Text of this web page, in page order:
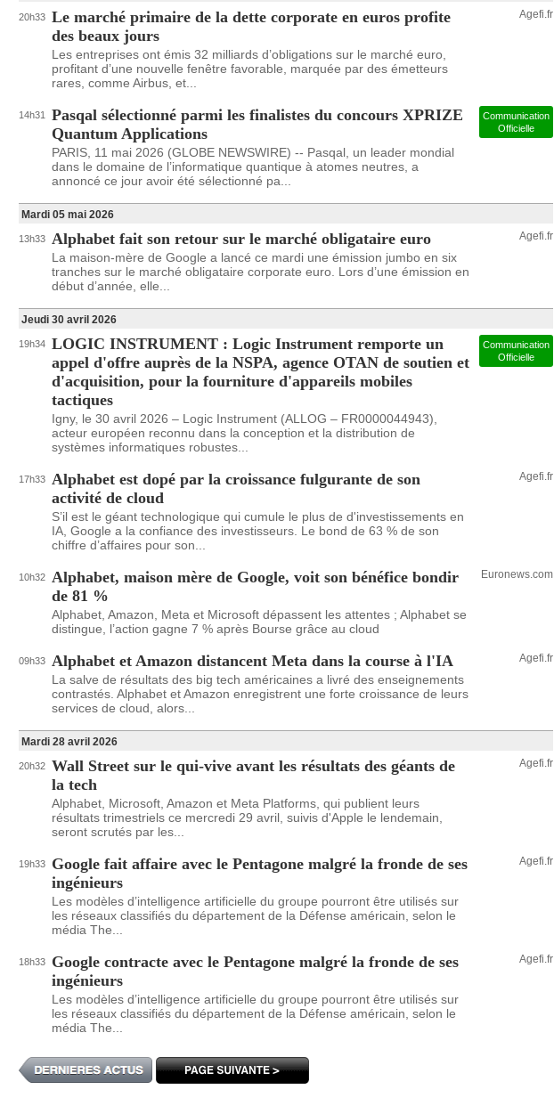
20h33 Le marché primaire de la dette corporate en euros profite
des beaux jours
Les entreprises ont émis 32 milliards d’obligations sur le marché euro,
profitant d’une nouvelle fenêtre favorable, marquée par des émetteurs
rares, comme Airbus, et...
Agefi.fr
14h31
Pasqal sélectionné parmi les finalistes du concours XPRIZE
Quantum Applications
PARIS, 11 mai 2026 (GLOBE NEWSWIRE) -- Pasqal, un leader mondial
dans le domaine de l’informatique quantique à atomes neutres, a
annoncé ce jour avoir été sélectionné pa...
Communication
Officielle
Mardi 05 mai 2026
13h33 Alphabet fait son retour sur le marché obligataire euro
La maison-mère de Google a lancé ce mardi une émission jumbo en six
tranches sur le marché obligataire corporate euro. Lors d’une émission en
début d’année, elle...
Agefi.fr
Jeudi 30 avril 2026
19h34 LOGIC INSTRUMENT : Logic Instrument remporte un
appel d'offre auprès de la NSPA, agence OTAN de soutien et
d'acquisition, pour la fourniture d'appareils mobiles
tactiques
Igny, le 30 avril 2026 – Logic Instrument (ALLOG – FR0000044943),
acteur européen reconnu dans la conception et la distribution de
systèmes informatiques robustes...
Communication
Officielle
17h33 Alphabet est dopé par la croissance fulgurante de son
activité de cloud
S’il est le géant technologique qui cumule le plus de d'investissements en
IA, Google a la confiance des investisseurs. Le bond de 63 % de son
chiffre d’affaires pour son...
Agefi.fr
10h32 Alphabet, maison mère de Google, voit son bénéfice bondir
de 81 %
Alphabet, Amazon, Meta et Microsoft dépassent les attentes ; Alphabet se
distingue, l’action gagne 7 % après Bourse grâce au cloud
Euronews.com
09h33 Alphabet et Amazon distancent Meta dans la course à l'IA
La salve de résultats des big tech américaines a livré des enseignements
contrastés. Alphabet et Amazon enregistrent une forte croissance de leurs
services de cloud, alors...
Agefi.fr
Mardi 28 avril 2026
20h32 Wall Street sur le qui-vive avant les résultats des géants de
la tech
Alphabet, Microsoft, Amazon et Meta Platforms, qui publient leurs
résultats trimestriels ce mercredi 29 avril, suivis d'Apple le lendemain,
seront scrutés par les...
Agefi.fr
19h33
Google fait affaire avec le Pentagone malgré la fronde de ses
ingénieurs
Les modèles d’intelligence artificielle du groupe pourront être utilisés sur
les réseaux classifiés du département de la Défense américain, selon le
média The...
Agefi.fr
18h33
Google contracte avec le Pentagone malgré la fronde de ses
ingénieurs
Les modèles d’intelligence artificielle du groupe pourront être utilisés sur
les réseaux classifiés du département de la Défense américain, selon le
média The...
Agefi.fr